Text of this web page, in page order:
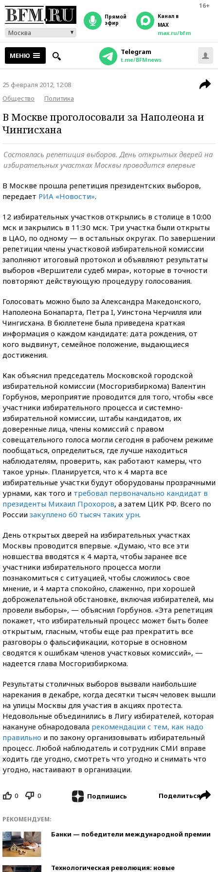
16+
Москва
прямой
эфир
Канал в
MAX
max.ru/bfm
МЕНЮ Telegram
t.me/BFMnews
25 февраля 2012, 12:08
Общество
Политика
В Москве проголосовали за Наполеона и
Чингисхана
Состоялась репетиция выборов. День открытых дверей на
избирательных участках Москвы проводится впервые
В Москве прошла репетиция президентских выборов,
передает РИА «Новости».
12 избирательных участков открылись в столице в 10:00
мск и закрылись в 11:30 мск. Три участка были открыты
в ЦАО, по одному — в остальных округах. По завершении
репетиции члены участковой избирательной комиссии
заполняют итоговый протокол и объявляют результаты
выборов «Вершители судеб мира», которые в точности
повторяют действующую процедуру голосования.
Голосовать можно было за Александра Македонского,
Наполеона Бонапарта, Петра I, Уинстона Черчилля или
Чингисхана. В бюллетене была приведена краткая
информация о каждом кандидате: дата рождения, от
кого выдвинут, семейное положение, выдающиеся
достижения.
Как объяснил председатель Московской городской
избирательной комиссии (Мосгоризбиркома) Валентин
Горбунов, мероприятие проводится для того, чтобы «все
участники избирательного процесса и системно-
избирательной комиссии, штабы кандидатов, их
доверенные лица, члены комиссий с правом
совещательного голоса могли сегодня в рабочем режиме
пообщаться, определиться, где лучше находиться
наблюдателям, проверить, как работают камеры, что
такое урны». Планируется, что к 4 марта все
избирательные участки будут оборудованы прозрачными
урнами, как того и требовал первоначально кандидат в
президенты Михаил Прохоров, а затем ЦИК РФ. Всего по
России закуплено 60 тысяч таких урн.
День открытых дверей на избирательных участках
Москвы проводится впервые. «Думаю, что все эти
новшества вводятся к 4 марта, чтобы заранее все
участники избирательного процесса могли
познакомиться с ситуацией, чтобы сложилось свое
мнение, и 4 марта спокойно, слаженно, при хорошей
доброжелательной обстановке, включая избирателей, мы
провели выборы», — объяснил Горбунов. «Эта репетиция
покажет, что избирательный процесс может быть более
открытым, гласным, чтобы еще раз прекратить все
разговоры о фальсификации, которые в основном
сводятся к ошибкам членов участковых комиссий», —
надеется глава Мосгоризбиркома.
Результаты столичных выборов вызвали наибольшие
нарекания в декабре, когда десятки тысяч человек вышли
на улицы Москвы для участия в акциях протеста.
Недовольные объединились в Лигу избирателей, которая
накануне обнародовала рекомендации с тем, как надо
правильно и по закону организовывать избирательный
процесс. Любой наблюдатель и сотрудник СМИ вправе
ходить где угодно, смотреть что угодно и снимать что
угодно, настаивают в организации.
0 0 Подпишись Поделиться
РЕКОМЕНДУЕМ:
Банки — победители международной премии
Технологическая революция: новые